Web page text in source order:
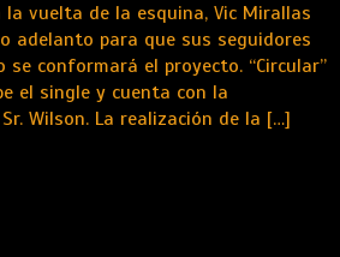
la vuelta de la esquina, Vic Mirallas
adelanto para que sus seguidores
se conformará el proyecto. “Circular”
el single y cuenta con la
Wilson. La realización de la […]